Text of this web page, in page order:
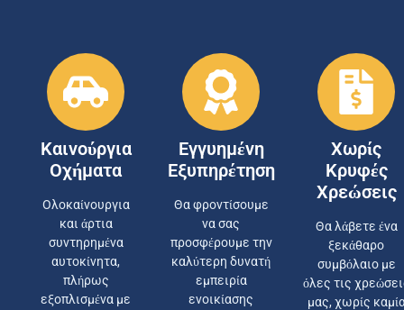
Καινούργια
Οχήματα
Ολοκαίνουργια
και άρτια
συντηρημένα
αυτοκίνητα,
πλήρως
εξοπλισμένα με
Εγγυημένη
Εξυπηρέτηση
Θα φροντίσουμε
να σας
προσφέρουμε την
καλύτερη δυνατή
εμπειρία
ενοικίασης
Χωρίς
Κρυφές
Χρεώσεις
Θα λάβετε ένα
ξεκάθαρο
συμβόλαιο με
όλες τις
μας, χωρίς